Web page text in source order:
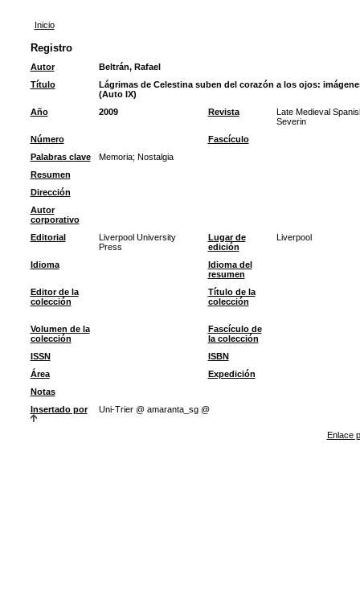
Inicio
Registro
Autor
Beltrán, Rafael
Título
Lágrimas de Celestina suben del corazón a los ojos:
(Auto IX)
Año
2009 Revista
Late Medieval
Severin
Número
Fascículo
Palabras clave
Memoria; Nostalgia
Resumen
Dirección
Autor
corporativo
Editorial
Liverpool University
Press
Lugar de
edición
Liverpool
Idioma
Idioma del
resumen
Editor de la
colección
Título de la
colección
Volumen de la
colección
Fascículo de
la colección
ISSN
ISBN
Área
Expedición
Notas
Insertado por
Uni-Trier @ amaranta_sg @
Enlace